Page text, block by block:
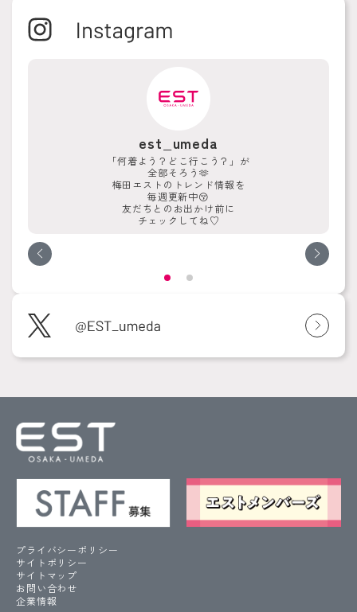
est_umeda
「何着よう？どこ行こう？」が
全部そろう🫶
梅田エストのトレンド情報を
毎週更新中😚
友だちとのお出かけ前に
チェックしてね♡
プライバシーポリシー
サイトポリシー
サイトマップ
お問い合わせ
企業情報